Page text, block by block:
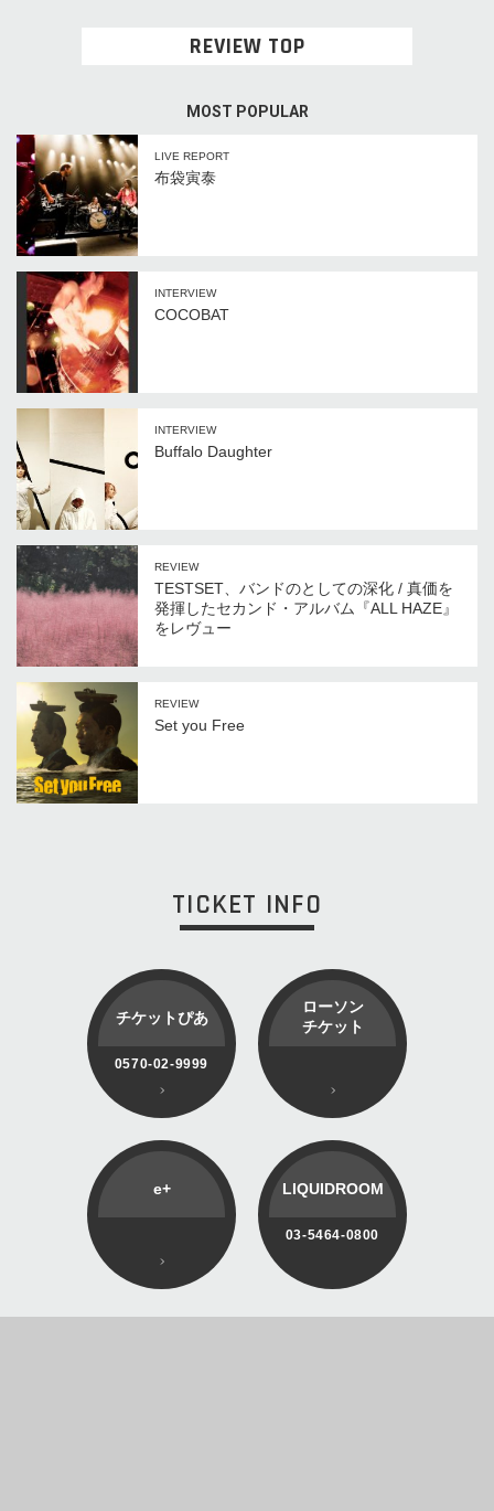
REVIEW TOP
MOST POPULAR
LIVE REPORT
布袋寅泰
INTERVIEW
COCOBAT
INTERVIEW
Buffalo Daughter
REVIEW
TESTSET、バンドのとしての深化 / 真価を
発揮したセカンド・アルバム『ALL HAZE』
をレヴュー
REVIEW
Set you Free
TICKET INFO
チケットぴあ
0570-02-9999
ローソン
チケット
e+ LIQUIDROOM
03-5464-0800